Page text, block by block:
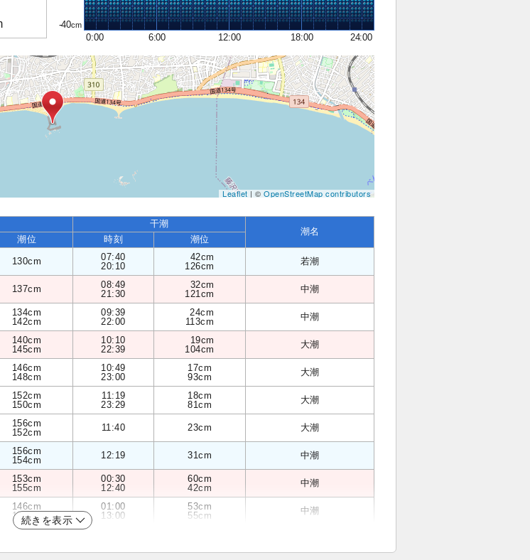
-40
0:00
6:00 12:00 18:00 24:00
Leaflet| ©OpenStreetMap contributors
干潮
潮名
潮位 時刻 潮位
130cm
07:40
20:10
42cm
126cm
若潮
137cm
08:49
21:30
32cm
121cm
中潮
134cm
142cm
09:39
22:00
24cm
113cm
中潮
140cm
145cm
10:10
22:39
19cm
104cm
大潮
146cm
148cm
10:49
23:00
17cm
93cm
大潮
152cm
150cm
11:19
23:29
18cm
81cm
大潮
156cm
152cm
11:40 23cm 大潮
156cm
154cm
12:19 31cm 中潮
153cm
155cm
00:30
12:40
60cm
42cm
中潮
146cm
155cm
01:00
13:00
53cm
55cm
中潮
続きを表示